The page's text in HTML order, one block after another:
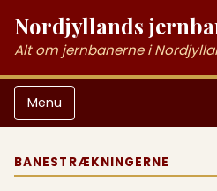
Nordjyllands
Alt om jernbanerne i
Menu
BANESTRÆKNINGERNE